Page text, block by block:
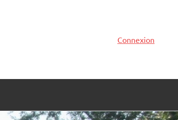
Connexion